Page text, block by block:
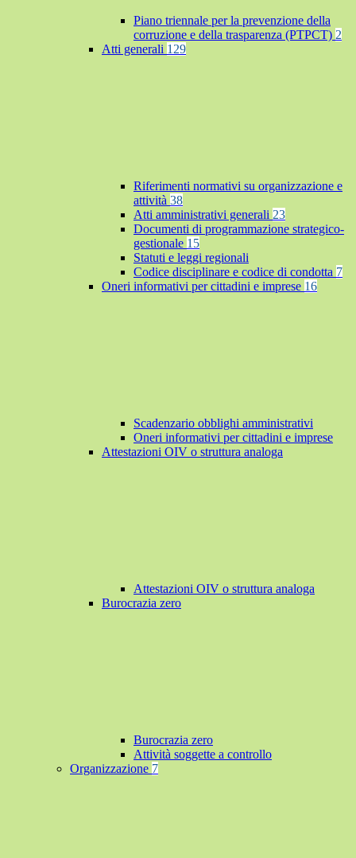
Piano triennale per la prevenzione della
corruzione e della trasparenza (PTPCT) 2
Atti generali 129
Riferimenti normativi su organizzazione e
attività 38
Atti amministrativi generali 23
Documenti di programmazione strategico-
gestionale 15
Statuti e leggi regionali
Codice disciplinare e codice di condotta 7
Oneri informativi per cittadini e imprese 16
Scadenzario obblighi amministrativi
Oneri informativi per cittadini e imprese
Attestazioni OIV o struttura analoga
Attestazioni OIV o struttura analoga
Burocrazia zero
Burocrazia zero
Attività soggette a controllo
Organizzazione 7